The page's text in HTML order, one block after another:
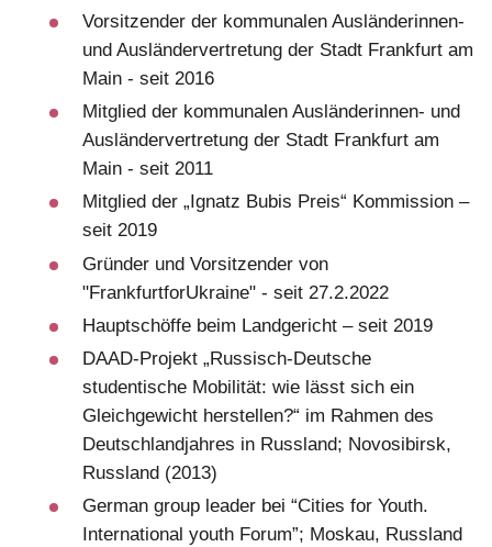
Vorsitzender der kommunalen Ausländerinnen-
und Ausländervertretung der Stadt Frankfurt am
Main - seit 2016
Mitglied der kommunalen Ausländerinnen- und
Ausländervertretung der Stadt Frankfurt am
Main - seit 2011
Mitglied der „Ignatz Bubis Preis“ Kommission –
seit 2019
Gründer und Vorsitzender von
"FrankfurtforUkraine" - seit 27.2.2022
Hauptschöffe beim Landgericht – seit 2019
DAAD-Projekt „Russisch-Deutsche
studentische Mobilität: wie lässt sich ein
Gleichgewicht herstellen?“ im Rahmen des
Deutschlandjahres in Russland; Novosibirsk,
Russland (2013)
German group leader bei “Cities for Youth.
International youth Forum”; Moskau, Russland